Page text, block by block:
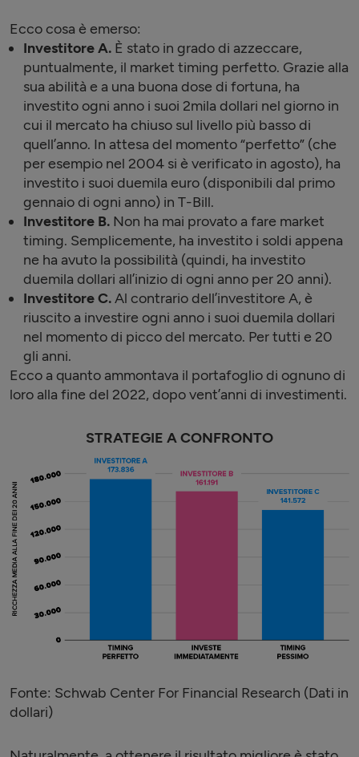
Ecco cosa è emerso:
Investitore A. È stato in grado di azzeccare,
puntualmente, il market timing perfetto. Grazie alla
sua abilità e a una buona dose di fortuna, ha
investito ogni anno i suoi 2mila dollari nel giorno in
cui il mercato ha chiuso sul livello più basso di
quell’anno. In attesa del momento “perfetto” (che
per esempio nel 2004 si è verificato in agosto), ha
investito i suoi duemila euro (disponibili dal primo
gennaio di ogni anno) in T-Bill.
Investitore B. Non ha mai provato a fare market
timing. Semplicemente, ha investito i soldi appena
ne ha avuto la possibilità (quindi, ha investito
duemila dollari all’inizio di ogni anno per 20 anni).
Investitore C.Al contrario dell’investitore A, è
riuscito a investire ogni anno i suoi duemila dollari
nel momento di picco del mercato. Per tutti e 20
gli anni.
Ecco a quanto ammontava il portafoglio di ognuno di
loro alla fine del 2022, dopo vent’anni di investimenti.
STRATEGIE A CONFRONTO
Fonte: Schwab Center For Financial Research (Dati in
dollari)